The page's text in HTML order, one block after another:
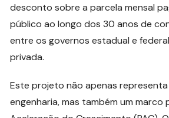
desconto sobre a parcela mensal
público ao longo dos 30 anos de
entre os governos estadual e
privada.
Este projeto não apenas
engenharia, mas também um marco